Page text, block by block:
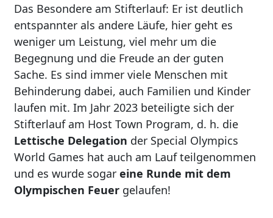
Das Besondere am Stifterlauf: Er ist deutlich
entspannter als andere Läufe, hier geht es
weniger um Leistung, viel mehr um die
Begegnung und die Freude an der guten
Sache. Es sind immer viele Menschen mit
Behinderung dabei, auch Familien und Kinder
laufen mit. Im Jahr 2023 beteiligte sich der
Stifterlauf am Host Town Program, d. h. die
Lettische Delegation der Special Olympics
World Games hat auch am Lauf teilgenommen
und es wurde sogar eine Runde mit dem
Olympischen Feuer gelaufen!